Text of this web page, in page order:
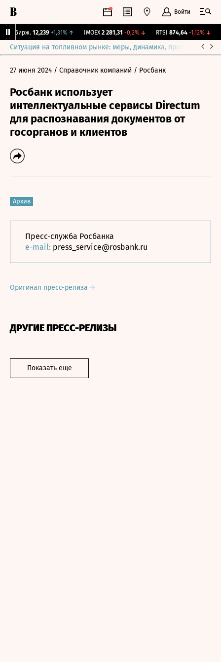
Войти
Бирж. 12,239 +1,31% ↑ IMOEX 2 281,31 -0,2%↓ RTSI 874,64 -1,12%↓
Ситуация на топливном рынке: меры, динамика, прогнозы
27 июня 2024 / Справочник компаний / Росбанк
Росбанк использует
интеллектуальные сервисы Directum
для распознавания документов от
госорганов и клиентов
Архив
Пресс-служба Росбанка
e-mail: press_service@rosbank.ru
Оригинал пресс-релиза
ДРУГИЕ ПРЕСС-РЕЛИЗЫ
Показать еще